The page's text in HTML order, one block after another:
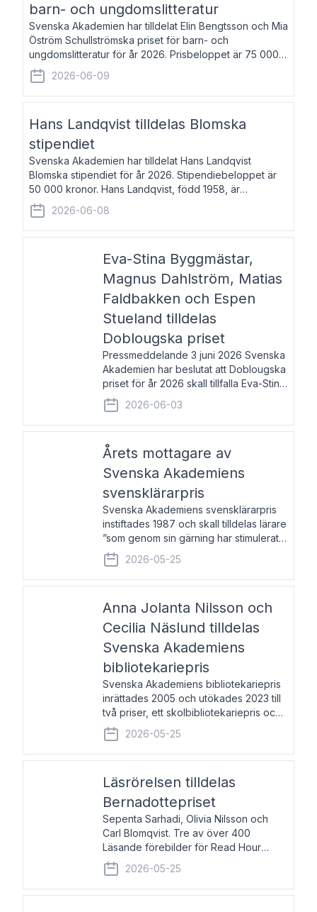
barn- och ungdomslitteratur
Svenska Akademien har tilldelat Elin Bengtsson och Mia
Öström Schullströmska priset för barn- och
ungdomslitteratur för år 2026. Prisbeloppet är 75 000
kronor vardera. Elin Bengtsson, född 1987, är författare
och forskare i genusvetenskap.
2026-06-09
Hans Landqvist tilldelas Blomska
stipendiet
Svenska Akademien har tilldelat Hans Landqvist
Blomska stipendiet för år 2026. Stipendiebeloppet är
50 000 kronor. Hans Landqvist, född 1958, är
professor i svenska vid Göteborgs universitet. Han
disputerade år 2000 på avhandlingen Författn
2026-06-08
Eva-Stina Byggmästar,
Magnus Dahlström, Matias
Faldbakken och Espen
Stueland tilldelas
Doblougska priset
Pressmeddelande 3 juni 2026 Svenska
Akademien har beslutat att Doblougska
priset för år 2026 skall tillfalla Eva-Stina
Byggmästar, Magnus Dahlström, Matias
Faldbakken samt Espen Stueland.
Prisbeloppet är 200 000 svenska
2026-06-03
Årets mottagare av
Svenska Akademiens
svensklärarpris
Svenska Akademiens svensklärarpris
instiftades 1987 och skall tilldelas lärare
”som genom sin gärning har stimulerat
intresset hos unga människor för
svenska språket och litteraturen”.
Prisutdelning och samtal med
2026-05-25
Anna Jolanta Nilsson och
Cecilia Näslund tilldelas
Svenska Akademiens
bibliotekariepris
Svenska Akademiens bibliotekariepris
inrättades 2005 och utökades 2023 till
två priser, ett skolbibliotekariepris och
ett folkbibliotekariepris. Priserna skall
tilldelas bibliotekarier vid svenska folk-
och skolbibliotek som gjort värdefull
2026-05-25
Läsrörelsen tilldelas
Bernadottepriset
Sepenta Sarhadi, Olivia Nilsson och
Carl Blomqvist. Tre av över 400
Läsande förebilder för Read Hour
Sverige. Foto: Michael Wall. Den ideella
föreningen Läsrörelsen tilldelas
Bernadottepriset 2026 för att den
2026-05-25